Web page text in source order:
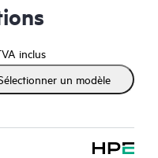
inclus
un modèle